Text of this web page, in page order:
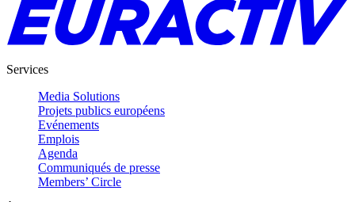
Services
Media Solutions
Projets publics européens
Evénements
Emplois
Agenda
Communiqués de presse
Members’ Circle